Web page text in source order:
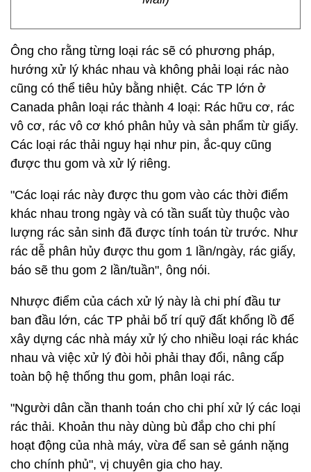
Ông cho rằng từng loại rác sẽ có phương pháp,
hướng xử lý khác nhau và không phải loại rác nào
cũng có thể tiêu hủy bằng nhiệt. Các TP lớn ở
Canada phân loại rác thành 4 loại: Rác hữu cơ, rác
vô cơ, rác vô cơ khó phân hủy và sản phẩm từ giấy.
Các loại rác thải nguy hại như pin, ắc-quy cũng
được thu gom và xử lý riêng.
"Các loại rác này được thu gom vào các thời điểm
khác nhau trong ngày và có tần suất tùy thuộc vào
lượng rác sản sinh đã được tính toán từ trước. Như
rác dễ phân hủy được thu gom 1 lần/ngày, rác giấy,
báo sẽ thu gom 2 lần/tuần", ông nói.
Nhược điểm của cách xử lý này là chi phí đầu tư
ban đầu lớn, các TP phải bố trí quỹ đất khổng lồ để
xây dựng các nhà máy xử lý cho nhiều loại rác khác
nhau và việc xử lý đòi hỏi phải thay đổi, nâng cấp
toàn bộ hệ thống thu gom, phân loại rác.
"Người dân cần thanh toán cho chi phí xử lý các loại
rác thải. Khoản thu này dùng bù đắp cho chi phí
hoạt động của nhà máy, vừa để san sẻ gánh nặng
cho chính phủ", vị chuyên gia cho hay.